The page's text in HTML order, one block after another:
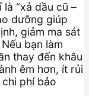
“xả dầu cũ –
dưỡng giúp
giảm ma sát
bạn làm
thay đến khâu
êm hơn, ít rủi
phí bảo